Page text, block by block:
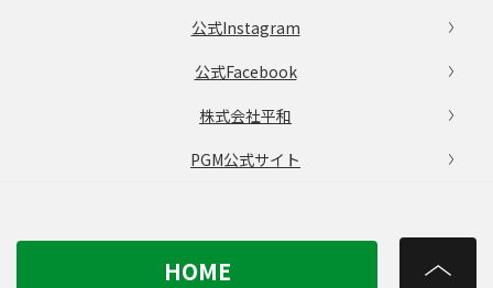
公式Instagram
公式Facebook
株式会社平和
PGM公式サイト
HOME